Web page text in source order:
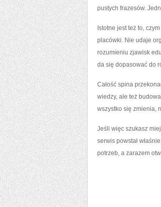
pustych frazesów.
Istotne jest też to,
placówki. Nie udaje
rozumieniu zjawisk
da się dopasować do
Całość spina
wiedzy, ale też
wszystko się zmienia,
Jeśli więc szukasz
serwis powstał
potrzeb, a zarazem